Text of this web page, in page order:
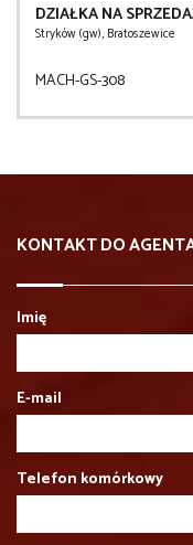
DZIAŁKA NA
Stryków (gw), Bratoszewice
MACH-GS-308
KONTAKT DO
Imię
E-mail
Telefon komórkowy